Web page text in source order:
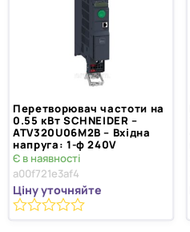
Перетворювач частоти на
0.55 кВт SCHNEIDER –
ATV320U06M2B – Вхідна
напруга: 1-ф 240V
Є в наявності
a00f721e3af4
Ціну уточняйте